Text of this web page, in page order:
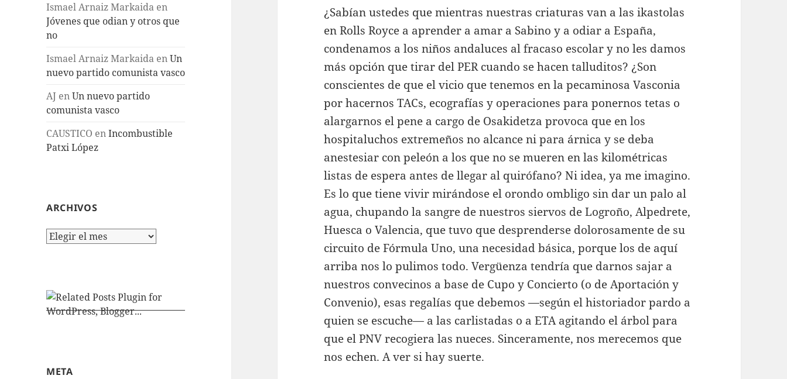
Ismael Arnaiz Markaida en
Jóvenes que odian y otros que
no
Ismael Arnaiz Markaida enUn
nuevo partido comunista vasco
AJ enUn nuevo partido
comunista vasco
CAUSTICO enIncombustible
Patxi López
ARCHIVOS
Archivos
META
¿Sabían ustedes que mientras nuestras criaturas van a las ikastolas
en Rolls Royce a aprender a amar a Sabino y a odiar a España,
condenamos a los niños andaluces al fracaso escolar y no les damos
más opción que tirar del PER cuando se hacen talluditos? ¿Son
conscientes de que el vicio que tenemos en la pecaminosa Vasconia
por hacernos TACs, ecografías y operaciones para ponernos tetas o
alargarnos el pene a cargo de Osakidetza provoca que en los
hospitaluchos extremeños no alcance ni para árnica y se deba
anestesiar con peleón a los que no se mueren en las kilométricas
listas de espera antes de llegar al quirófano? Ni idea, ya me imagino.
Es lo que tiene vivir mirándose el orondo ombligo sin dar un palo al
agua, chupando la sangre de nuestros siervos de Logroño, Alpedrete,
Huesca o Valencia, que tuvo que desprenderse dolorosamente de su
circuito de Fórmula Uno, una necesidad básica, porque los de aquí
arriba nos lo pulimos todo. Vergüenza tendría que darnos sajar a
nuestros convecinos a base de Cupo y Concierto (o de Aportación y
Convenio), esas regalías que debemos —según el historiador pardo a
quien se escuche— a las carlistadas o a ETA agitando el árbol para
que el PNV recogiera las nueces. Sinceramente, nos merecemos que
nos echen. A ver si hay suerte.